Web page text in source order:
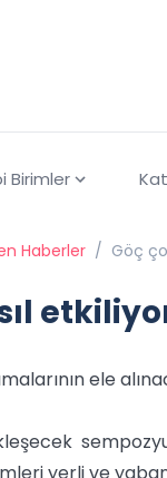
Birimler
Haberler / Göç
ele